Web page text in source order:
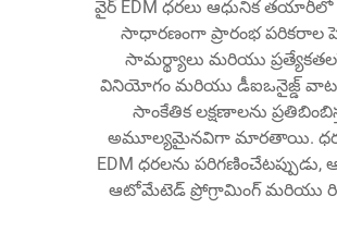
వైర్ EDM ధరలు ఆధునిక
సాధారణంగా ప్రారంభ పరికరాల
సామర్థ్యాలు మరియు
వినియోగం మరియు డీఐఒనైజ్డ్ వాటర్
సాంకేతిక లక్షణాలను
అమూల్యమైనవిగా మారతాయి. ధరలో
EDM ధరలను
ఆటోమేటెడ్ ప్రోగ్రామింగ్ మరియు